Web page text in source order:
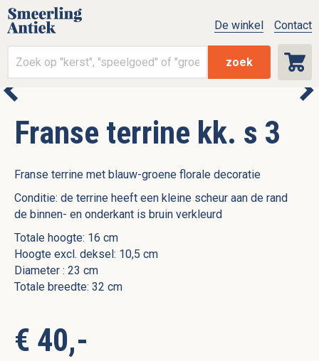
zoek
De winkel Contact
Franse terrine kk. s 3
Franse terrine met blauw-groene florale decoratie
Conditie: de terrine heeft een kleine scheur aan de rand
de binnen- en onderkant is bruin verkleurd
Totale hoogte: 16 cm
Hoogte excl. deksel: 10,5 cm
Diameter : 23 cm
Totale breedte: 32 cm
€ 40,-